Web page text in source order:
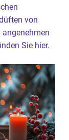
von
Sie hier.